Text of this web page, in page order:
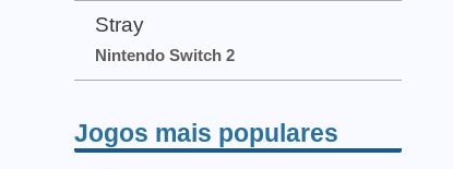
Stray
Nintendo Switch 2
Jogos mais populares